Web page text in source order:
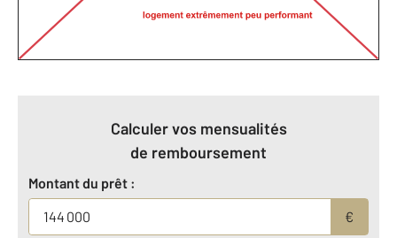
Calculer vos mensualités
de remboursement
Montant du prêt :
€